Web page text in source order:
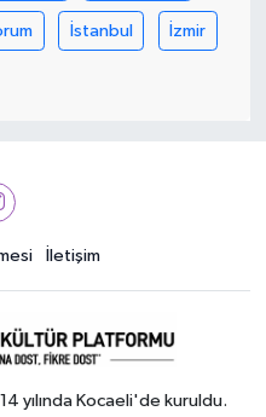
İstanbul İzmir
İletişim
yılında Kocaeli'de kuruldu.